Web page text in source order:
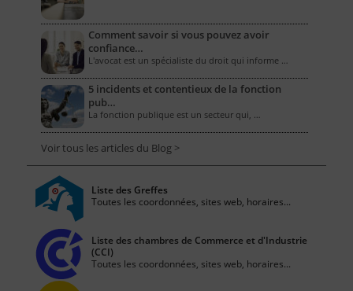
Comment savoir si vous pouvez avoir
confiance…
L'avocat est un spécialiste du droit qui informe …
5 incidents et contentieux de la fonction
pub…
La fonction publique est un secteur qui, …
Voir tous les articles du Blog >
Liste des Greffes
Toutes les coordonnées, sites web, horaires...
Liste des chambres de Commerce et d'Industrie
(CCI)
Toutes les coordonnées, sites web, horaires...